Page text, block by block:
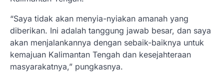
“Saya tidak akan menyia-nyiakan amanah yang
diberikan. Ini adalah tanggung jawab besar, dan saya
akan menjalankannya dengan sebaik-baiknya untuk
kemajuan Kalimantan Tengah dan kesejahteraan
masyarakatnya,” pungkasnya.